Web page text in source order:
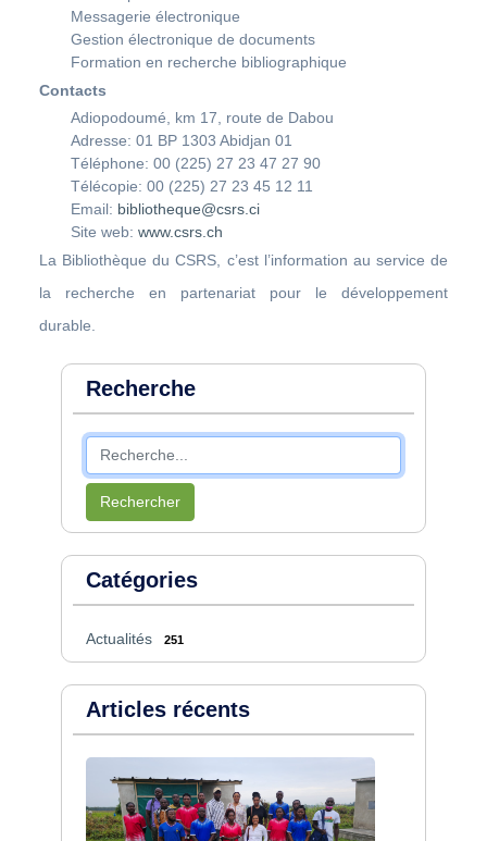
Messagerie électronique
Gestion électronique de documents
Formation en recherche bibliographique
Contacts
Adiopodoumé, km 17, route de Dabou
Adresse: 01 BP 1303 Abidjan 01
Téléphone: 00 (225) 27 23 47 27 90
Télécopie: 00 (225) 27 23 45 12 11
Email: bibliotheque@csrs.ci
Site web: www.csrs.ch
La Bibliothèque du CSRS, c’est l’information au service de
la recherche en partenariat pour le développement
durable.
Recherche
Rechercher
Catégories
Actualités 251
Articles récents